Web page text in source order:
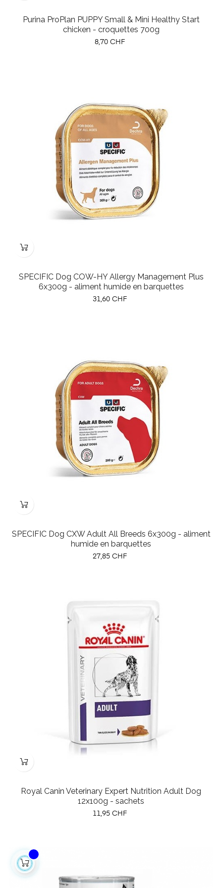
Purina ProPlan PUPPY Small & Mini Healthy Start
chicken - croquettes 700g
Prix
8,70 CHF
SPECIFIC Dog COW-HY Allergy Management Plus
6x300g - aliment humide en barquettes
Prix
31,60 CHF
SPECIFIC Dog CXW Adult All Breeds 6x300g - aliment
humide en barquettes
Prix
27,85 CHF
Royal Canin Veterinary Expert Nutrition Adult Dog
12x100g - sachets
Prix
11,95 CHF